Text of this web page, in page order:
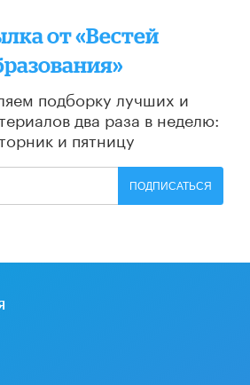
от «Вестей
подборку лучших и
два раза в неделю:
и пятницу
ПОДПИСАТЬСЯ